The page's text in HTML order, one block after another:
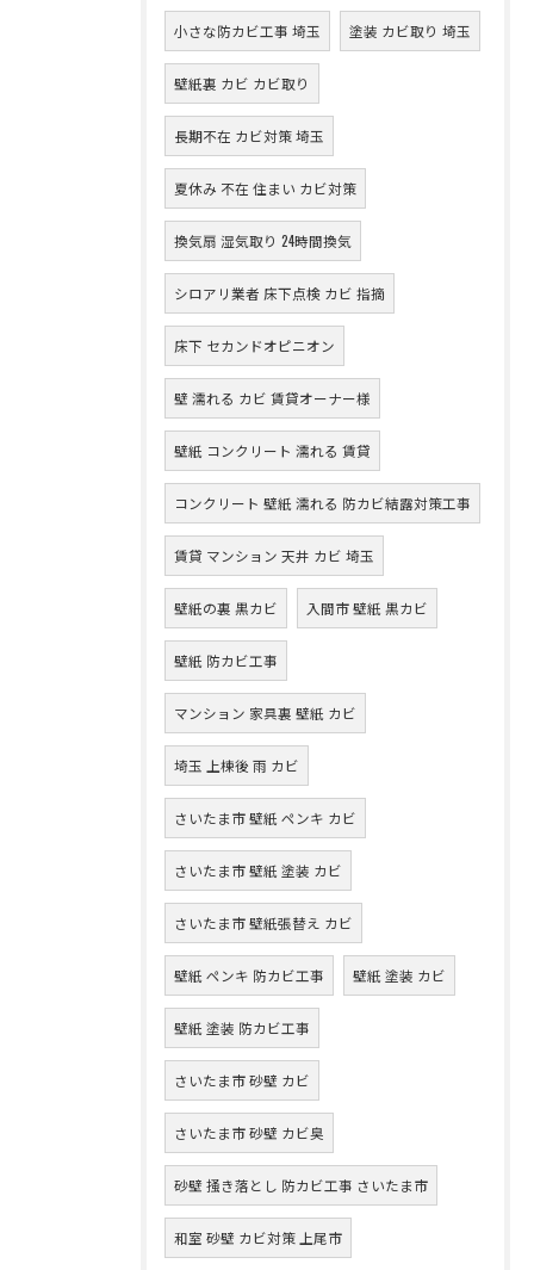
小さな防カビ工事 埼玉 塗装 カビ取り 埼玉
壁紙裏 カビ カビ取り
長期不在 カビ対策 埼玉
夏休み 不在 住まい カビ対策
換気扇 湿気取り 24時間換気
シロアリ業者 床下点検 カビ 指摘
床下 セカンドオピニオン
壁 濡れる カビ 賃貸オーナー様
壁紙 コンクリート 濡れる 賃貸
コンクリート 壁紙 濡れる 防カビ結露対策工事
賃貸 マンション 天井 カビ 埼玉
壁紙の裏 黒カビ 入間市 壁紙 黒カビ
壁紙 防カビ工事
マンション 家具裏 壁紙 カビ
埼玉 上棟後 雨 カビ
さいたま市 壁紙 ペンキ カビ
さいたま市 壁紙 塗装 カビ
さいたま市 壁紙張替え カビ
壁紙 ペンキ 防カビ工事 壁紙 塗装 カビ
壁紙 塗装 防カビ工事
さいたま市 砂壁 カビ
さいたま市 砂壁 カビ臭
砂壁 掻き落とし 防カビ工事 さいたま市
和室 砂壁 カビ対策 上尾市